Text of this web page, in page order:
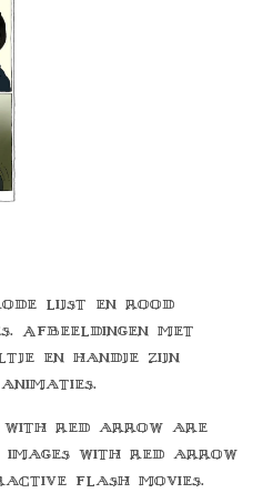
lijst en rood
Afbeeldingen met
en handje zijn
with red arrow are
images with red arrow
flash movies.